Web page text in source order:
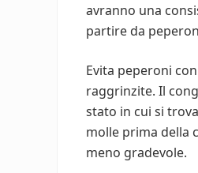
avranno una
partire da
Evita peperoni
raggrinzite. Il
stato in cui si
molle prima della
meno gradevole.